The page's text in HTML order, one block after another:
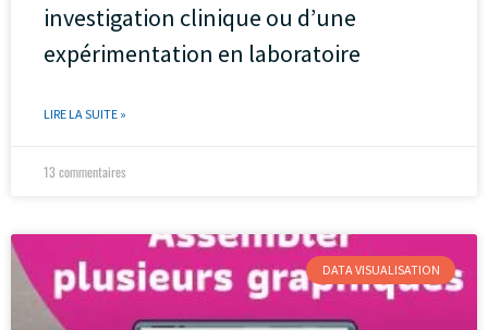
investigation clinique ou d’une
expérimentation en laboratoire
LIRE LA SUITE »
13 commentaires
DATA VISUALISATION